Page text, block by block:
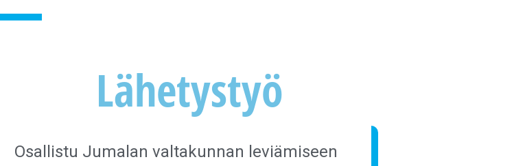
Lähetystyö
Osallistu Jumalan valtakunnan leviämiseen